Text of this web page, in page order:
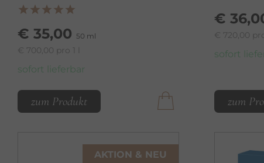
€ 35,00 50 ml
€ 700,00 pro 1 l
sofort lieferbar
zum Produkt
€
€ 720,00 pro
sofort
zum
AKTION & NEU